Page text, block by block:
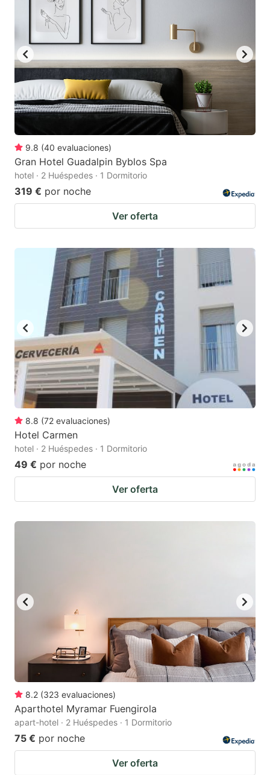
9.8 (40 evaluaciones)
Gran Hotel Guadalpin Byblos Spa
hotel · 2 Huéspedes · 1 Dormitorio
319 € por noche
Ver oferta
8.8 (72 evaluaciones)
Hotel Carmen
hotel · 2 Huéspedes · 1 Dormitorio
49 € por noche
Ver oferta
8.2 (323 evaluaciones)
Aparthotel Myramar Fuengirola
apart-hotel · 2 Huéspedes · 1 Dormitorio
75 € por noche
Ver oferta